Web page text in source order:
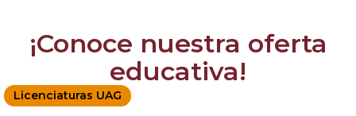
¡Conoce nuestra oferta
educativa!
Licenciaturas UAG